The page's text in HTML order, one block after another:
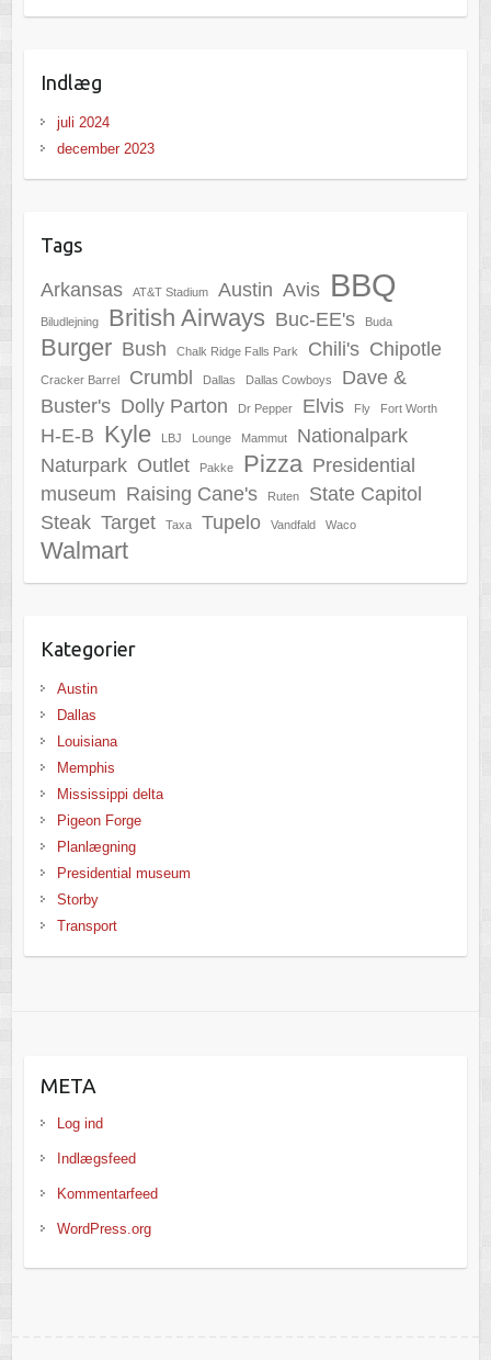
Indlæg
juli 2024
december 2023
Tags
Arkansas AT&T Stadium Austin Avis BBQ
Biludlejning British Airways Buc-EE's Buda
Burger Bush Chalk Ridge Falls Park Chili's Chipotle
Cracker Barrel Crumbl Dallas Dallas Cowboys
Dave &
Buster's Dolly Parton Dr Pepper Elvis Fly Fort Worth
H-E-B Kyle LBJ Lounge Mammut
Nationalpark
Naturpark Outlet Pakke Pizza Presidential
museum Raising Cane's Ruten
State Capitol
Steak Target Taxa Tupelo Vandfald Waco
Walmart
Kategorier
Austin
Dallas
Louisiana
Memphis
Mississippi delta
Pigeon Forge
Planlægning
Presidential museum
Storby
Transport
META
Log ind
Indlægsfeed
Kommentarfeed
WordPress.org